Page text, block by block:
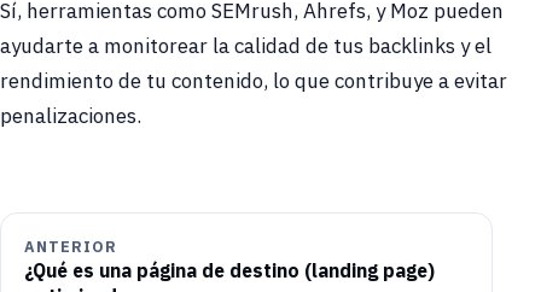
Sí, herramientas como SEMrush, Ahrefs, y Moz pueden
ayudarte a monitorear la calidad de tus backlinks y el
rendimiento de tu contenido, lo que contribuye a evitar
penalizaciones.
ANTERIOR
¿Qué es una página de destino (landing page)